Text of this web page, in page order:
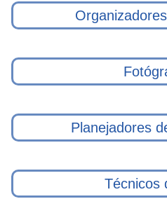
Planejadores
Técnicos